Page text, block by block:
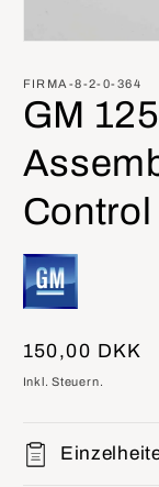
in
Modal
öffnen
FIRMA-8-2-0-364
GM
Control
Normaler
Preis
150,00 DKK
Inkl. Steuern.